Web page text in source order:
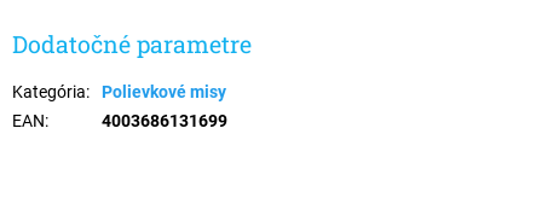
Dodatočné parametre
Kategória:
Polievkové misy
EAN: 4003686131699